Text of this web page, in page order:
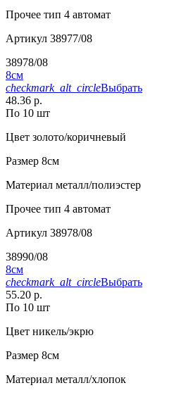
Прочее тип 4 автомат
Артикул 38977/08
38978/08
8см
checkmark_alt_circleВыбрать
48.36 р.
По 10 шт
Цвет золото/коричневый
Размер 8см
Материал металл/полиэстер
Прочее тип 4 автомат
Артикул 38978/08
38990/08
8см
checkmark_alt_circleВыбрать
55.20 р.
По 10 шт
Цвет никель/экрю
Размер 8см
Материал металл/хлопок